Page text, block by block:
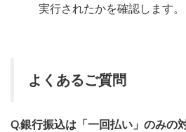
実行されたかを確認します。
よくあるご質問
Q.銀行振込は「一回払い」のみの